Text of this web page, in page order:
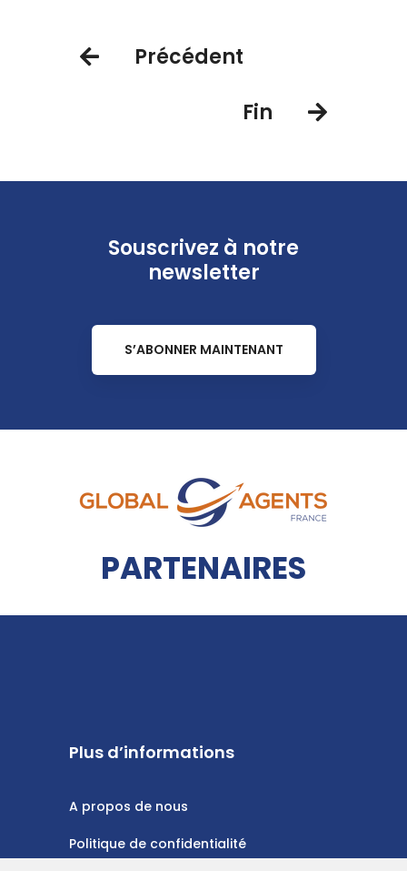
Précédent
Fin
Souscrivez à notre
newsletter
S’ABONNER MAINTENANT
PARTENAIRES
Plus d’informations
A propos de nous
Politique de confidentialité